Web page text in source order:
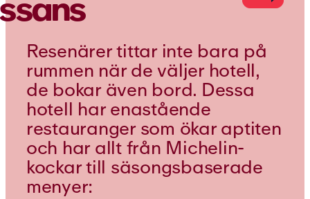
Resenärer tittar inte bara på
rummen när de väljer hotell,
de bokar även bord. Dessa
hotell har enastående
restauranger som ökar aptiten
och har allt från Michelin-
kockar till säsongsbaserade
menyer: